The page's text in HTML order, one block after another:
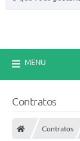
MENU
Contratos
Contratos